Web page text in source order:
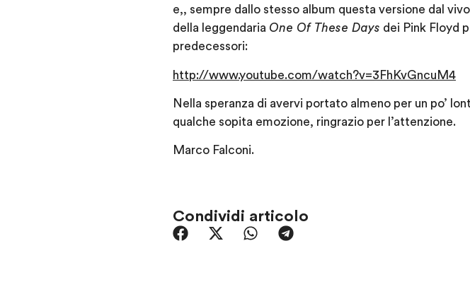
e,, sempre dallo stesso album questa versione dal
della leggendaria One Of These Days dei Pink Floyd
predecessori:
http://www.youtube.com/watch?v=3FhKvGncuM4
Nella speranza di avervi portato almeno per un po’
qualche sopita emozione, ringrazio per l’attenzione.
Marco Falconi.
Condividi articolo